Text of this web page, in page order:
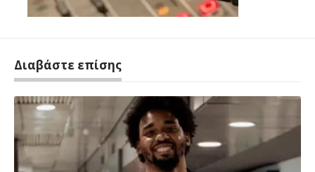
Διαβάστε επίσης